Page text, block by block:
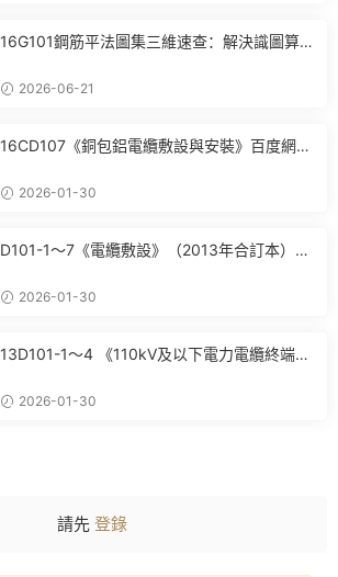
16G101鋼筋平法圖集三維速查：解決識圖算
2026-06-21
16CD107《銅包鋁電纜敷設與安裝》百度網盤
2026-01-30
D101-1～7《電纜敷設》（2013年合訂本）百
2026-01-30
13D101-1～4 《110kV及以下電力電纜終端和
載 2026-01-30
請先 登錄